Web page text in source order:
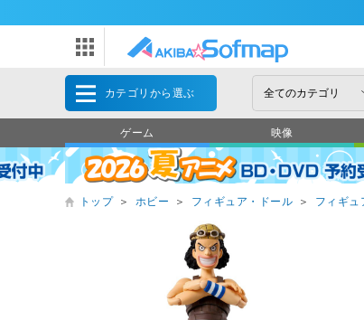
カテゴリから選ぶ
ゲーム 映像
トップ ＞ ホビー ＞ フィギュア・ドール ＞ フィギュ